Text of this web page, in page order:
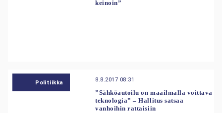
keinoin”
Politiikka 8.8.2017 08:31
”Sähköautoilu on maailmalla voittava
teknologia” – Hallitus satsaa
vanhoihin rattaisiin